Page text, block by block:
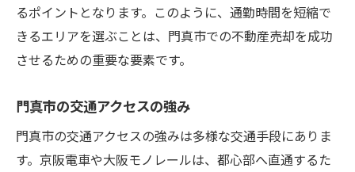
るポイントとなります。このように、通勤時間を短縮で
きるエリアを選ぶことは、門真市での不動産売却を成功
させるための重要な要素です。
門真市の交通アクセスの強み
門真市の交通アクセスの強みは多様な交通手段にありま
す。京阪電車や大阪モノレールは、都心部へ直通するた